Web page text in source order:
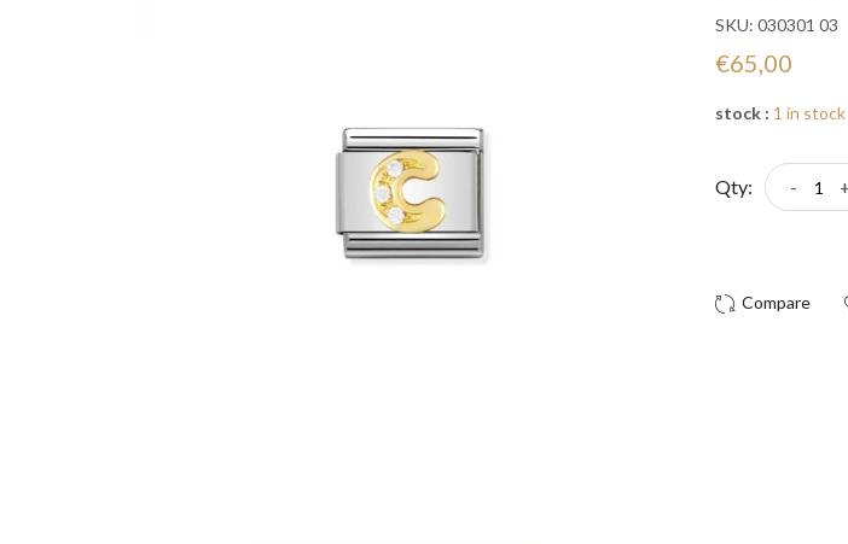
SKU: 030301 03
€65,00
stock : 1 in stock
Qty: -